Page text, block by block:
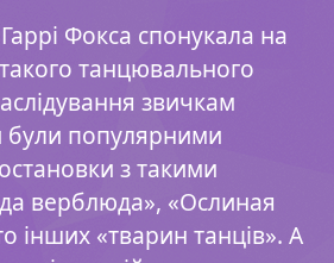
Фокса спонукала на
танцювального
звичкам
були популярними
з такими
верблюда», «Ослиная
інших «тварин танців». А